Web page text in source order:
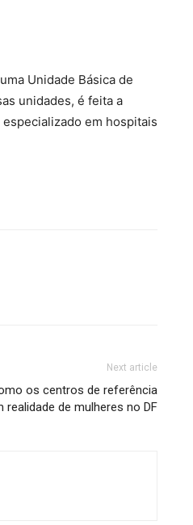
Unidade Básica de
unidades, é feita a
em hospitais
Next article
os centros de referência
de mulheres no DF